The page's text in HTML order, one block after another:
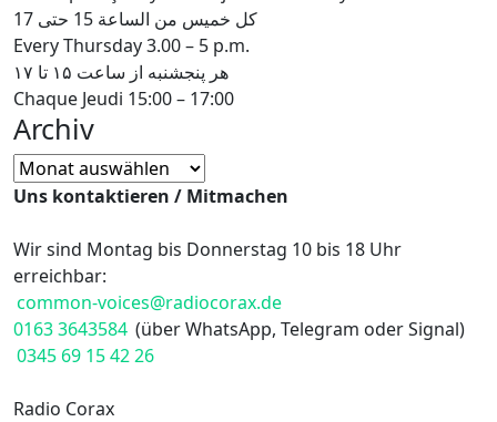
كل خميس من الساعة 15 حتى 17
Every Thursday 3.00 – 5 p.m.
هر پنجشنبه از ساعت ۱۵ تا ۱۷
Chaque Jeudi 15:00 – 17:00
Archiv
Archiv
Uns kontaktieren / Mitmachen
Wir sind Montag bis Donnerstag 10 bis 18 Uhr
erreichbar:
common-voices@radiocorax.de
0163 3643584 (über WhatsApp, Telegram oder Signal)
0345 69 15 42 26
Radio Corax